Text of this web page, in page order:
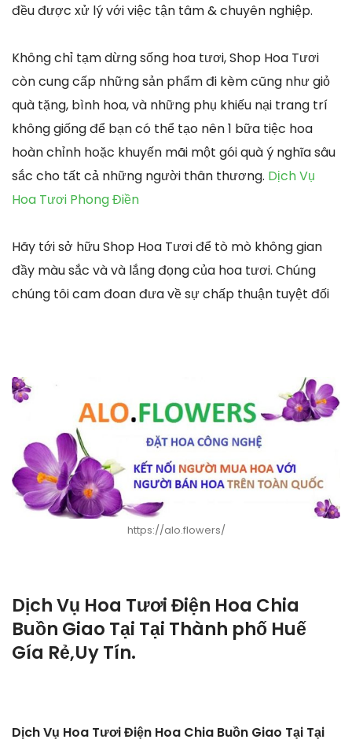
đều được xử lý với việc tận tâm & chuyên nghiệp.
Không chỉ tạm dừng sống hoa tươi, Shop Hoa Tươi
còn cung cấp những sản phẩm đi kèm cũng như giỏ
quà tặng, bình hoa, và những phụ khiếu nại trang trí
không giống để bạn có thể tạo nên 1 bữa tiệc hoa
hoàn chỉnh hoặc khuyến mãi một gói quà ý nghĩa sâu
sắc cho tất cả những người thân thương. Dịch Vụ
Hoa Tươi Phong Điền
Hãy tới sở hữu Shop Hoa Tươi để tò mò không gian
đầy màu sắc và và lắng đọng của hoa tươi. Chúng
chúng tôi cam đoan đưa về sự chấp thuận tuyệt đối
https://alo.flowers/
Dịch Vụ Hoa Tươi Điện Hoa Chia
Buồn Giao Tại Tại Thành phố Huế
Gía Rẻ,Uy Tín.
Dịch Vụ Hoa Tươi Điện Hoa Chia Buồn Giao Tại Tại